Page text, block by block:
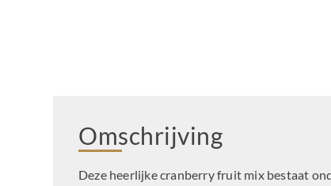
Omschrijving
Deze heerlijke cranberry fruit mix bestaat